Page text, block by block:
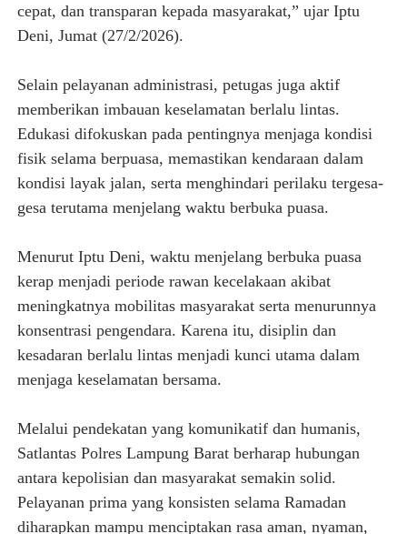
cepat, dan transparan kepada masyarakat,” ujar Iptu
Deni, Jumat (27/2/2026).
Selain pelayanan administrasi, petugas juga aktif
memberikan imbauan keselamatan berlalu lintas.
Edukasi difokuskan pada pentingnya menjaga kondisi
fisik selama berpuasa, memastikan kendaraan dalam
kondisi layak jalan, serta menghindari perilaku tergesa-
gesa terutama menjelang waktu berbuka puasa.
Menurut Iptu Deni, waktu menjelang berbuka puasa
kerap menjadi periode rawan kecelakaan akibat
meningkatnya mobilitas masyarakat serta menurunnya
konsentrasi pengendara. Karena itu, disiplin dan
kesadaran berlalu lintas menjadi kunci utama dalam
menjaga keselamatan bersama.
Melalui pendekatan yang komunikatif dan humanis,
Satlantas Polres Lampung Barat berharap hubungan
antara kepolisian dan masyarakat semakin solid.
Pelayanan prima yang konsisten selama Ramadan
diharapkan mampu menciptakan rasa aman, nyaman,